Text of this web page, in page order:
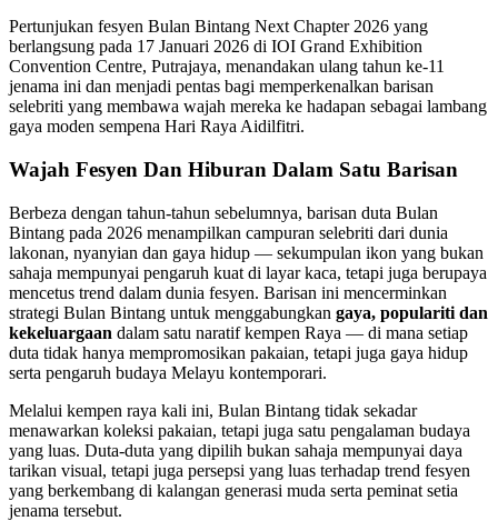
Pertunjukan fesyen Bulan Bintang Next Chapter 2026 yang
berlangsung pada 17 Januari 2026 di IOI Grand Exhibition
Convention Centre, Putrajaya, menandakan ulang tahun ke-11
jenama ini dan menjadi pentas bagi memperkenalkan barisan
selebriti yang membawa wajah mereka ke hadapan sebagai lambang
gaya moden sempena Hari Raya Aidilfitri.
Wajah Fesyen Dan Hiburan Dalam Satu Barisan
Berbeza dengan tahun-tahun sebelumnya, barisan duta Bulan
Bintang pada 2026 menampilkan campuran selebriti dari dunia
lakonan, nyanyian dan gaya hidup — sekumpulan ikon yang bukan
sahaja mempunyai pengaruh kuat di layar kaca, tetapi juga berupaya
mencetus trend dalam dunia fesyen. Barisan ini mencerminkan
strategi Bulan Bintang untuk menggabungkan gaya, populariti dan
kekeluargaan dalam satu naratif kempen Raya — di mana setiap
duta tidak hanya mempromosikan pakaian, tetapi juga gaya hidup
serta pengaruh budaya Melayu kontemporari.
Melalui kempen raya kali ini, Bulan Bintang tidak sekadar
menawarkan koleksi pakaian, tetapi juga satu pengalaman budaya
yang luas. Duta-duta yang dipilih bukan sahaja mempunyai daya
tarikan visual, tetapi juga persepsi yang luas terhadap trend fesyen
yang berkembang di kalangan generasi muda serta peminat setia
jenama tersebut.